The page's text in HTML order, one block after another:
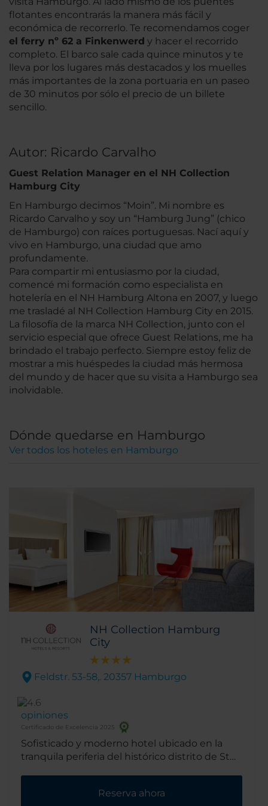
flotantes encontrarás la manera más fácil y
económica de recorrerlo. Te recomendamos coger
el ferry nº 62 a Finkenwerd y hacer el recorrido
completo. El barco sale cada quince minutos y te
lleva por los lugares más destacados y los muelles
más importantes de la zona portuaria en un paseo
de 30 minutos por sólo el precio de un billete
sencillo.
Autor: Ricardo Carvalho
Guest Relation Manager en el NH Collection
Hamburg City
En Hamburgo decimos “Moin”. Mi nombre es
Ricardo Carvalho y soy un “Hamburg Jung” (chico
de Hamburgo) con raíces portuguesas. Nací aquí y
vivo en Hamburgo, una ciudad que amo
profundamente.
Para compartir mi entusiasmo por la ciudad,
comencé mi formación como especialista en
hotelería en el NH Hamburg Altona en 2007, y luego
me trasladé al NH Collection Hamburg City en 2015.
La filosofía de la marca NH Collection, junto con el
servicio especial que ofrece Guest Relations, me ha
brindado el trabajo perfecto. Siempre estoy feliz de
mostrar a mis huéspedes la ciudad más hermosa
del mundo y de hacer que su visita a Hamburgo sea
inolvidable.
Dónde quedarse en Hamburgo
Ver todos los hoteles en Hamburgo
NH Collection Hamburg
City
Feldstr. 53-58,. 20357 Hamburgo
opiniones
Certificado de Excelencia 2025
Sofisticado y moderno hotel ubicado en la
tranquila periferia del histórico distrito de St
acceder rápidamente al recinto ferial
Reserva ahora